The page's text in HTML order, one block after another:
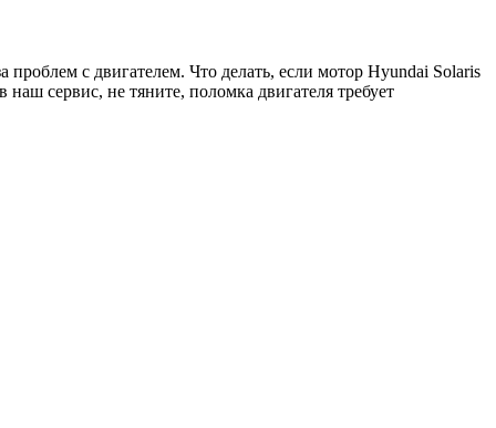
с двигателем. Что делать, если мотор Hyundai Solaris
сервис, не тяните, поломка двигателя требует